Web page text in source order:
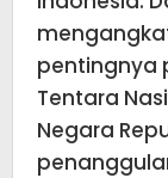
pentingnya
Tentara
Negara